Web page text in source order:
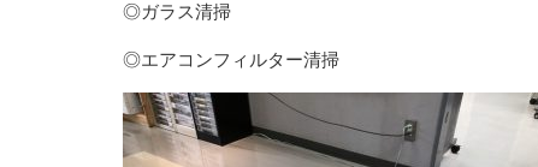
◎ガラス清掃
◎エアコンフィルター清掃